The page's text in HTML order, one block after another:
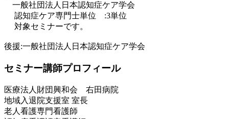
一般社団法人日本認知症ケア学会
認知症ケア専門士単位 :3単位
対象セミナーです。
後援:一般社団法人日本認知症ケア学会
セミナー講師プロフィール
医療法人財団興和会 右田病院
地域入退院支援室 室長
老人看護専門看護師